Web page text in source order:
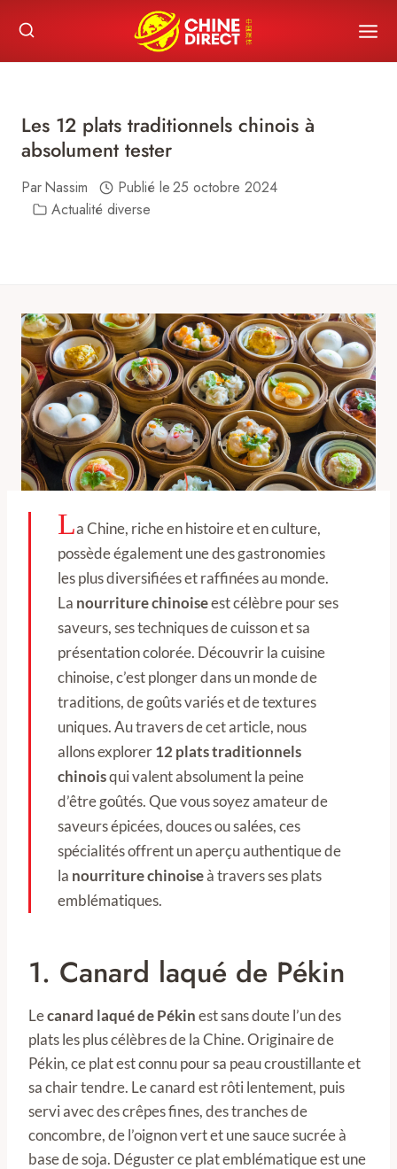
content
Les 12 plats traditionnels chinois à
absolument tester
ParNassim Publié le25 octobre 2024
Actualité diverse
La Chine, riche en histoire et en culture,
possède également une des gastronomies
les plus diversifiées et raffinées au monde.
La nourriture chinoiseest célèbre pour ses
saveurs, ses techniques de cuisson et sa
présentation colorée. Découvrir la cuisine
chinoise, c’est plonger dans un monde de
traditions, de goûts variés et de textures
uniques. Au travers de cet article, nous
allons explorer12 plats traditionnels
chinoisqui valent absolument la peine
d’être goûtés. Que vous soyez amateur de
saveurs épicées, douces ou salées, ces
spécialités offrent un aperçu authentique de
la nourriture chinoiseà travers ses plats
emblématiques.
1. Canard laqué de Pékin
Lecanard laqué de Pékinest sans doute l’un des
plats les plus célèbres de la Chine. Originaire de
Pékin, ce plat est connu pour sa peau croustillante et
sa chair tendre. Le canard est rôti lentement, puis
servi avec des crêpes fines, des tranches de
concombre, de l’oignon vert et une sauce sucrée à
base de soja. Déguster ce plat emblématique est une